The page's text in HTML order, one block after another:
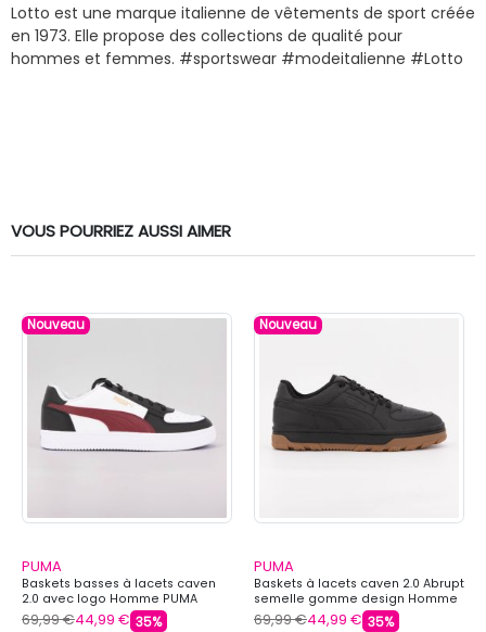
Lotto est une marque italienne de vêtements de sport créée
en 1973. Elle propose des collections de qualité pour
hommes et femmes. #sportswear #modeitalienne #Lotto
VOUS POURRIEZ AUSSI AIMER
Nouveau
PUMA
Baskets basses à lacets caven
2.0 avec logo Homme PUMA
69,99 €44,99 € 35%
Nouveau
PUMA
Baskets à lacets caven 2.0 Abrupt
semelle gomme design Homme
PUMA
69,99 €44,99 € 35%